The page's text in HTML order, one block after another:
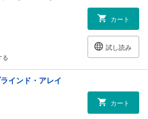
カート
試し読み
る
インド・アレイ
カート